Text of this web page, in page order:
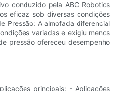
conduzido pela ABC Robotics
eficaz sob diversas condições
Pressão: A almofada diferencial
variadas e exigiu menos
pressão ofereceu desempenho
principais: - Aplicações